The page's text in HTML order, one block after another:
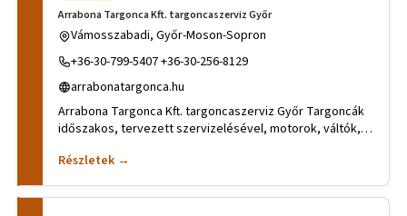
Arrabona Targonca Kft. targoncaszerviz Győr
Vámosszabadi, Győr-Moson-Sopron
+36-30-799-5407 +36-30-256-8129
arrabonatargonca.hu
Arrabona Targonca Kft. targoncaszerviz Győr Targoncák
időszakos, tervezett szervizelésével, motorok, váltók,
Részletek →